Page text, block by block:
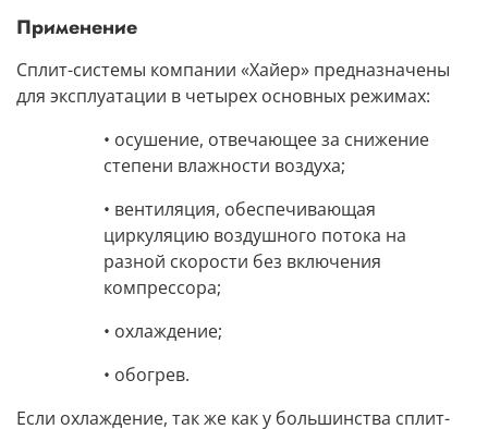
Применение
Сплит-системы компании «Хайер» предназначены
для эксплуатации в четырех основных режимах:
• осушение, отвечающее за снижение
степени влажности воздуха;
• вентиляция, обеспечивающая
циркуляцию воздушного потока на
разной скорости без включения
компрессора;
• охлаждение;
• обогрев.
Если охлаждение, так же как у большинства сплит-